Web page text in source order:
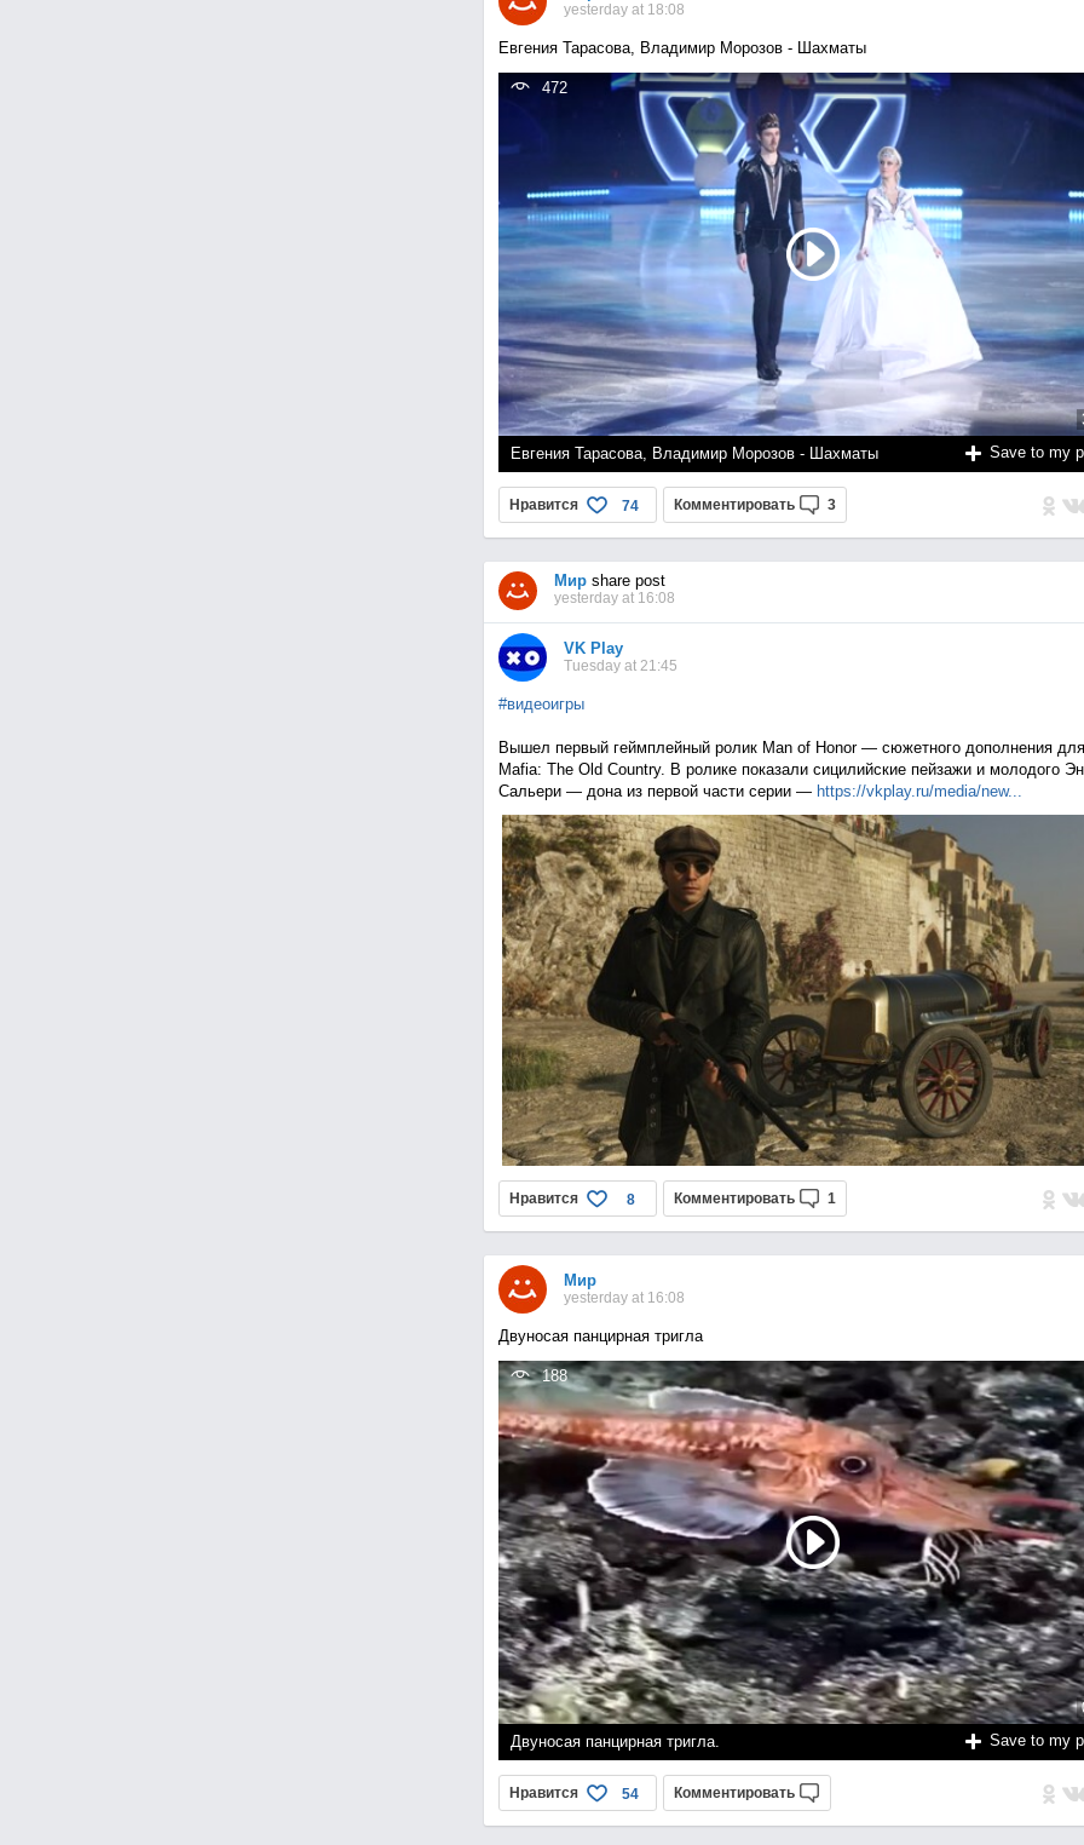
yesterday at 18:08
Евгения Тарасова, Владимир Морозов - Шахматы
472
Евгения Тарасова, Владимир Морозов - Шахматы Save to my
Нравится 74 Комментировать 3
Мирshare post
yesterday at 16:08
VK Play
Tuesday at 21:45
#видеоигры
Вышел первый геймплейный ролик Man of Honor — сюжетного дополнения для
Mafia: The Old Country. В ролике показали сицилийские пейзажи и молодого
Сальери — дона из первой части серии — https://vkplay.ru/media/new...
Нравится 8 Комментировать 1
Мир
yesterday at 16:08
Двуносая панцирная тригла
188
Двуносая панцирная тригла. Save to my
Нравится 54 Комментировать